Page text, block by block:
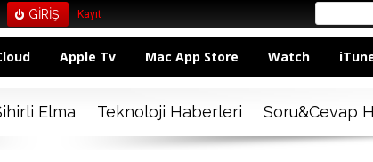
Kayıt
Apple Tv Mac App Store Watch
Elma Teknoloji Haberleri Soru&Cevap